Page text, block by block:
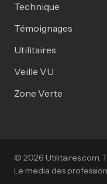
Technique
Témoignages
Utilitaires
Veille VU
Zone Verte
© 2026 Utilitaires.com.
Le media des